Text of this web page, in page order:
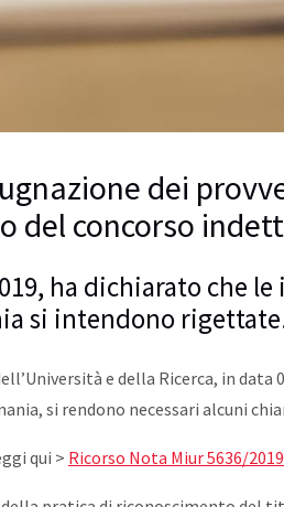
dei
concorso
ha dichiarato che
si intendono
e della Ricerca, in
si rendono necessari alcuni
qui > Ricorso Nota Miur 5636/2019